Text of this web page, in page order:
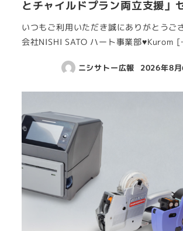
とチャイルドプラン両立支援」
いつもご利用いただき誠にありがとうご
会社NISHI SATO ハート事業部♥Kurom
ニシサトー広報 2026年8月